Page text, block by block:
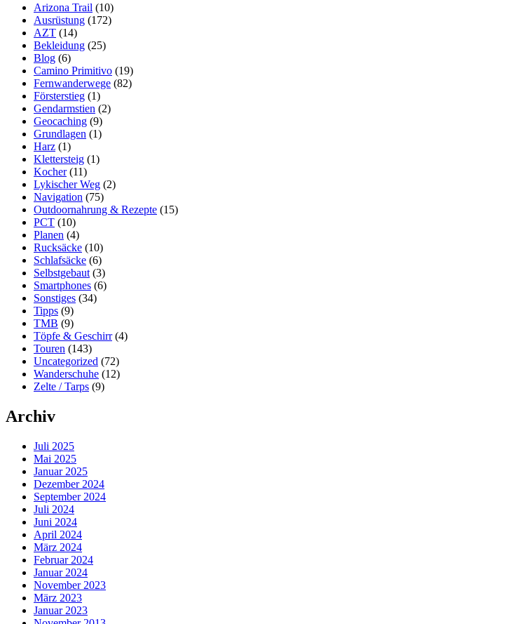
Test
Hanwag
Arizona Trail (10)
Ausrüstung (172)
AZT (14)
Bekleidung (25)
Blog (6)
Camino Primitivo (19)
Fernwanderwege (82)
Försterstieg (1)
Gendarmstien (2)
Geocaching (9)
Grundlagen (1)
Harz (1)
Klettersteig (1)
Kocher(11)
Lykischer Weg (2)
Navigation (75)
Outdoornahrung & Rezepte (15)
PCT (10)
Planen (4)
Rucksäcke (10)
Schlafsäcke (6)
Selbstgebaut (3)
Smartphones (6)
Sonstiges (34)
Tipps (9)
TMB (9)
Töpfe & Geschirr(4)
Touren (143)
Uncategorized (72)
Wanderschuhe (12)
Zelte / Tarps (9)
Archiv
Juli 2025
Mai 2025
Januar 2025
Dezember 2024
September 2024
Juli 2024
Juni 2024
April 2024
März 2024
Februar 2024
Januar 2024
November 2023
März 2023
Januar 2023